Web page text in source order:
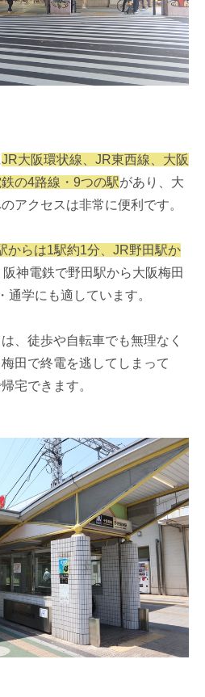
JR大阪環状線、JR東西線、大阪
の4路線・9つの駅があり、大
アクセスは非常に便利です。
からは1駅約1分、JR野田駅か
阪神電鉄で野田駅から大阪梅田
学にも適しています。
、徒歩や自転車でも無理なく
田で終電を逃してしまって
宅できます。